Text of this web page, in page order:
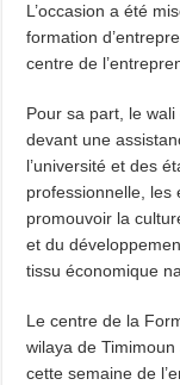
L’occasion a été
formation
centre de
Pour sa part, le
devant une
l’université et des
professionnelle, les
promouvoir la
et du
tissu économique
Le centre de la
wilaya de
cette semaine de